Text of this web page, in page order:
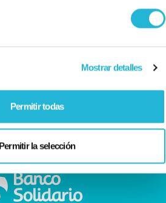
Mostrar detalles
Permitir todas
Permitir la selección
Llámanos al:
Visítanos en:
Agencias